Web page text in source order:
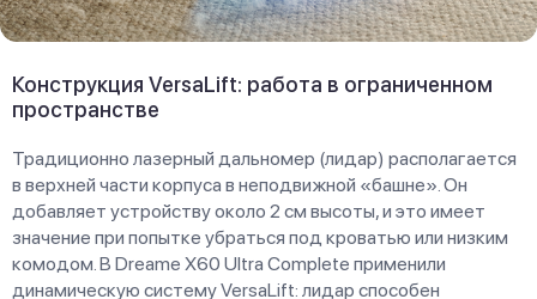
Конструкция VersaLift: работа в ограниченном
пространстве
Традиционно лазерный дальномер (лидар) располагается
в верхней части корпуса в неподвижной «башне». Он
добавляет устройству около 2 см высоты, и это имеет
значение при попытке убраться под кроватью или низким
комодом. В Dreame X60 Ultra Complete применили
динамическую систему VersaLift: лидар способен